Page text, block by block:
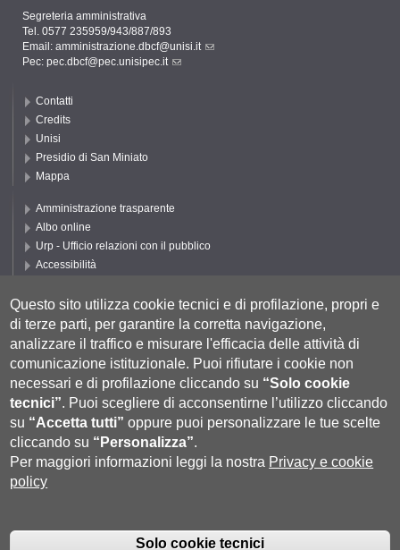
Segreteria amministrativa
Tel. 0577 235959/943/887/893
Email: amministrazione.dbcf@unisi.it
Pec: pec.dbcf@pec.unisipec.it
Contatti
Credits
Unisi
Presidio di San Miniato
Mappa
Amministrazione trasparente
Albo online
Urp - Ufficio relazioni con il pubblico
Accessibilità
Cookie settings
Segui UNISI
Questo sito utilizza cookie tecnici e di profilazione, propri e
di terze parti, per garantire la corretta navigazione,
analizzare il traffico e misurare l'efficacia delle attività di
comunicazione istituzionale. Puoi rifiutare i cookie non
necessari e di profilazione cliccando su “Solo cookie
tecnici”. Puoi scegliere di acconsentirne l’utilizzo cliccando
su “Accetta tutti” oppure puoi personalizzare le tue scelte
cliccando su “Personalizza”.
Per maggiori informazioni leggi la nostra Privacy e cookie
policy
Solo cookie tecnici